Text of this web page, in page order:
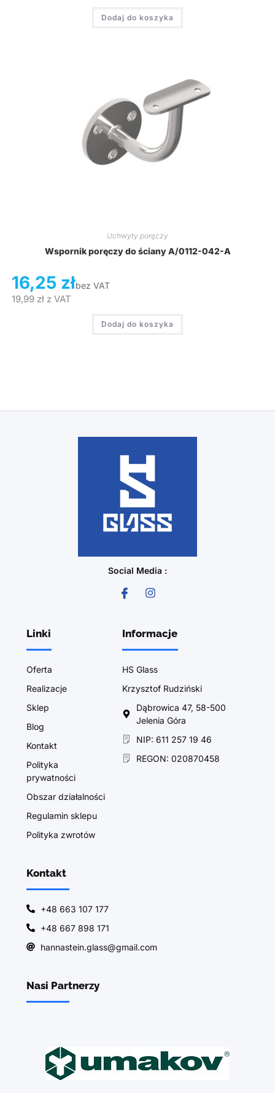
Dodaj do koszyka
Uchwyty poręczy
Wspornik poręczy do ściany A/0112-042-A
16,25 złbez VAT
19,99 złz VAT
Dodaj do koszyka
Social Media :
Linki
Oferta
Realizacje
Sklep
Blog
Kontakt
Polityka
prywatności
Obszar działalności
Regulamin sklepu
Polityka zwrotów
Informacje
HS Glass
Krzysztof Rudziński
Dąbrowica 47, 58-500
Jelenia Góra
NIP: 611 257 19 46
REGON: 020870458
Kontakt
+48 663 107 177
+48 667 898 171
hannastein.glass@gmail.com
Nasi Partnerzy